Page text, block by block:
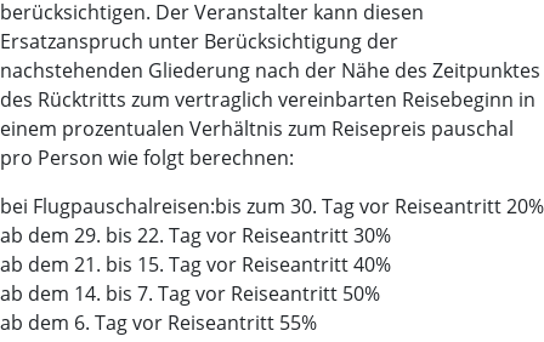
berücksichtigen. Der Veranstalter kann diesen
Ersatzanspruch unter Berücksichtigung der
nachstehenden Gliederung nach der Nähe des Zeitpunktes
des Rücktritts zum vertraglich vereinbarten Reisebeginn in
einem prozentualen Verhältnis zum Reisepreis pauschal
pro Person wie folgt berechnen:
bei Flugpauschalreisen:bis zum 30. Tag vor Reiseantritt 20%
ab dem 29. bis 22. Tag vor Reiseantritt 30%
ab dem 21. bis 15. Tag vor Reiseantritt 40%
ab dem 14. bis 7. Tag vor Reiseantritt 50%
ab dem 6. Tag vor Reiseantritt 55%